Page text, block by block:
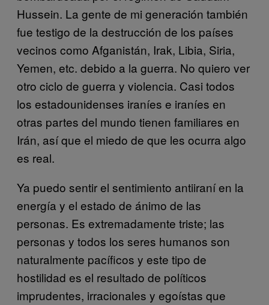
Hussein. La gente de mi generación también
fue testigo de la destrucción de los países
vecinos como Afganistán, Irak, Libia, Siria,
Yemen, etc. debido a la guerra. No quiero ver
otro ciclo de guerra y violencia. Casi todos
los estadounidenses iraníes e iraníes en
otras partes del mundo tienen familiares en
Irán, así que el miedo de que les ocurra algo
es real.
Ya puedo sentir el sentimiento antiiraní en la
energía y el estado de ánimo de las
personas. Es extremadamente triste; las
personas y todos los seres humanos son
naturalmente pacíficos y este tipo de
hostilidad es el resultado de políticos
imprudentes, irracionales y egoístas que